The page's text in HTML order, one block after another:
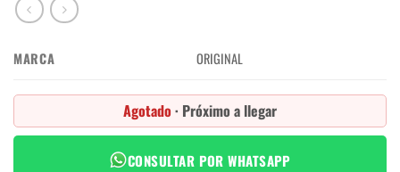
MARCA ORIGINAL
Agotado · Próximo a llegar
CONSULTAR POR WHATSAPP